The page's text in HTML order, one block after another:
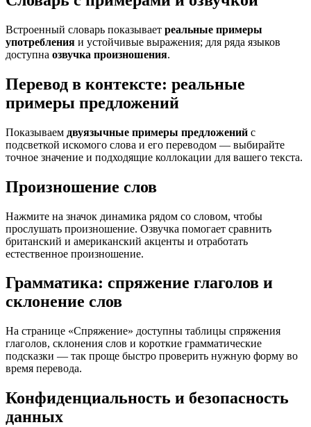
Встроенный словарь показывает реальные примеры
употребления и устойчивые выражения; для ряда языков
доступна озвучка произношения.
Перевод в контексте: реальные
примеры предложений
Показываем двуязычные примеры предложений с
подсветкой искомого слова и его переводом — выбирайте
точное значение и подходящие коллокации для вашего текста.
Произношение слов
Нажмите на значок динамика рядом со словом, чтобы
прослушать произношение. Озвучка помогает сравнить
британский и американский акценты и отработать
естественное произношение.
Грамматика: спряжение глаголов и
склонение слов
На странице «Спряжение» доступны таблицы спряжения
глаголов, склонения слов и короткие грамматические
подсказки — так проще быстро проверить нужную форму во
время перевода.
Конфиденциальность и безопасность
данных